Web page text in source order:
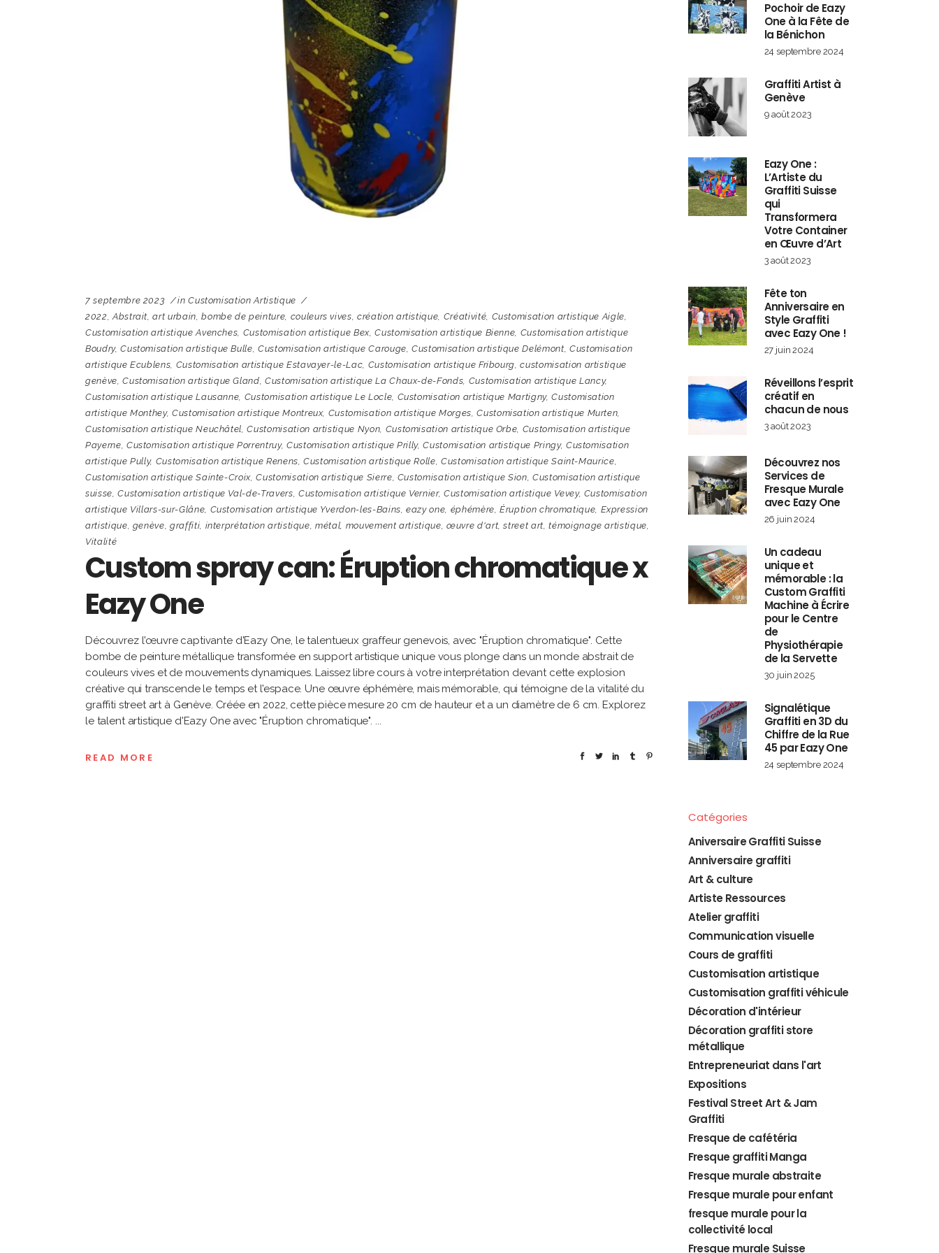
7 septembre 2023 in Customisation Artistique
2022,Abstrait,art urbain,bombe de peinture, couleurs vives,création artistique, Créativité, Customisation artistique Aigle,
Customisation artistique Avenches, Customisation artistique Bex,Customisation artistique Bienne, Customisation artistique
Boudry,Customisation artistique Bulle,Customisation artistique Carouge,Customisation artistique Delémont, Customisation
artistique Ecublens, Customisation artistique Estavayer-le-Lac, Customisation artistique Fribourg,customisation artistique
genève,Customisation artistique Gland,Customisation artistique La Chaux-de-Fonds, Customisation artistique Lancy,
Customisation artistique Lausanne, Customisation artistique Le Locle, Customisation artistique Martigny,Customisation
artistique Monthey,Customisation artistique Montreux, Customisation artistique Morges,Customisation artistique Murten,
Customisation artistique Neuchâtel,Customisation artistique Nyon, Customisation artistique Orbe, Customisation artistique
Payerne, Customisation artistique Porrentruy, Customisation artistique Prilly,Customisation artistique Pringy, Customisation
artistique Pully, Customisation artistique Renens,Customisation artistique Rolle, Customisation artistique Saint-Maurice,
Customisation artistique Sainte-Croix,Customisation artistique Sierre, Customisation artistique Sion,Customisation artistique
suisse,Customisation artistique Val-de-Travers, Customisation artistique Vernier,Customisation artistique Vevey, Customisation
artistique Villars-sur-Glâne, Customisation artistique Yverdon-les-Bains,eazy one, éphémère,Éruption chromatique, Expression
artistique, genève,graffiti, interprétation artistique,métal, mouvement artistique,œuvre d'art,street art,témoignage artistique,
Vitalité
Custom spray can: Éruption chromatique x
Eazy One
Découvrez l'œuvre captivante d'Eazy One, le talentueux graffeur genevois, avec "Éruption chromatique". Cette
bombe de peinture métallique transformée en support artistique unique vous plonge dans un monde abstrait de
couleurs vives et de mouvements dynamiques. Laissez libre cours à votre interprétation devant cette explosion
créative qui transcende le temps et l'espace. Une œuvre éphémère, mais mémorable, qui témoigne de la vitalité du
graffiti street art à Genève. Créée en 2022, cette pièce mesure 20 cm de hauteur et a un diamètre de 6 cm. Explorez
le talent artistique d'Eazy One avec "Éruption chromatique".
READ MORE
Pochoir de Eazy
One à la Fête de
la Bénichon
24 septembre 2024
Graffiti Artist à
Genève
9 août 2023
Eazy One :
L’Artiste du
Graffiti Suisse
qui
Transformera
Votre Container
en Œuvre d’Art
3 août 2023
Fête ton
Anniversaire en
Style Graffiti
avec Eazy One !
27 juin 2024
Réveillons l’esprit
créatif en
chacun de nous
3 août 2023
Découvrez nos
Services de
Fresque Murale
avec Eazy One
26 juin 2024
Un cadeau
unique et
mémorable : la
Custom Graffiti
Machine à Écrire
pour le Centre
de
Physiothérapie
de la Servette
30 juin 2025
Signalétique
Graffiti en 3D du
Chiffre de la Rue
45 par Eazy One
24 septembre 2024
Catégories
Aniversaire Graffiti Suisse
Anniversaire graffiti
Art & culture
Artiste Ressources
Atelier graffiti
Communication visuelle
Cours de graffiti
Customisation artistique
Customisation graffiti véhicule
Décoration d'intérieur
Décoration graffiti store
métallique
Entrepreneuriat dans l'art
Expositions
Festival Street Art & Jam
Graffiti
Fresque de cafétéria
Fresque graffiti Manga
Fresque murale abstraite
Fresque murale pour enfant
fresque murale pour la
collectivité local
Fresque murale Suisse